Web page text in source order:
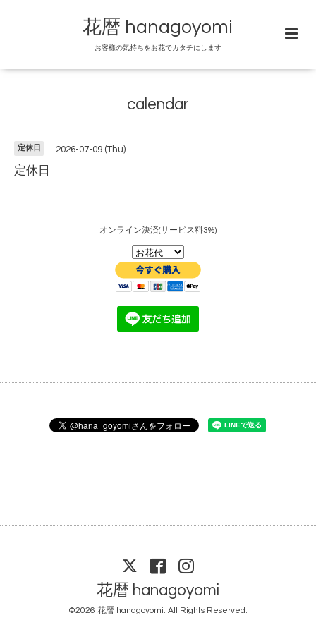
花暦 hanagoyomi
お客様の気持ちをお花でカタチにします
calendar
定休日 2026-07-09 (Thu)
定休日
オンライン決済(サービス料3%)
花暦 hanagoyomi
©2026 花暦 hanagoyomi. All Rights Reserved.